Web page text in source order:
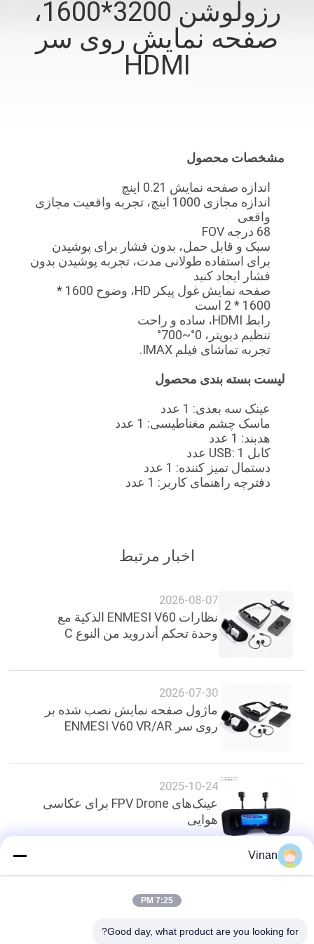
کنترل
کیفیت
درخواست
نقل قول
SHOPPING
ONLINE
نقشه
سایت
سیاست
خصوصی
رزولوشن 3200*1600،
صفحه نمایش روی سر
HDMI
مشخصات محصول
اندازه صفحه نمایش 0.21 اینچ
اندازه مجازی 1000 اینچ، تجربه واقعیت مجازی
واقعی
68 درجه FOV
سبک و قابل حمل، بدون فشار برای پوشیدن
برای استفاده طولانی مدت، تجربه پوشیدن بدون
فشار ایجاد کنید
صفحه نمایش غول پیکر HD، وضوح 1600 *
1600 * 2 است
رابط HDMI، ساده و راحت
تنظیم دیوپتر، 0°~700°
تجربه تماشای فیلم IMAX.
لیست بسته بندی محصول
عینک سه بعدی: 1 عدد
ماسک چشم مغناطیسی: 1 عدد
هدبند: 1 عدد
کابل USB: 1 عدد
دستمال تمیز کننده: 1 عدد
دفترچه راهنمای کاربر: 1 عدد
اخبار مرتبط
2026-08-07
نظارات ENMESI V60 الذكية مع
وحدة تحكم أندرويد من النوع C
2026-07-30
ماژول صفحه نمایش نصب شده بر
روی سر ENMESI V60 VR/AR
2025-10-24
عینک‌های FPV Drone برای عکاسی
هوایی
بالا
Vinan
7:25 PM
Good day, what product are you looking for?